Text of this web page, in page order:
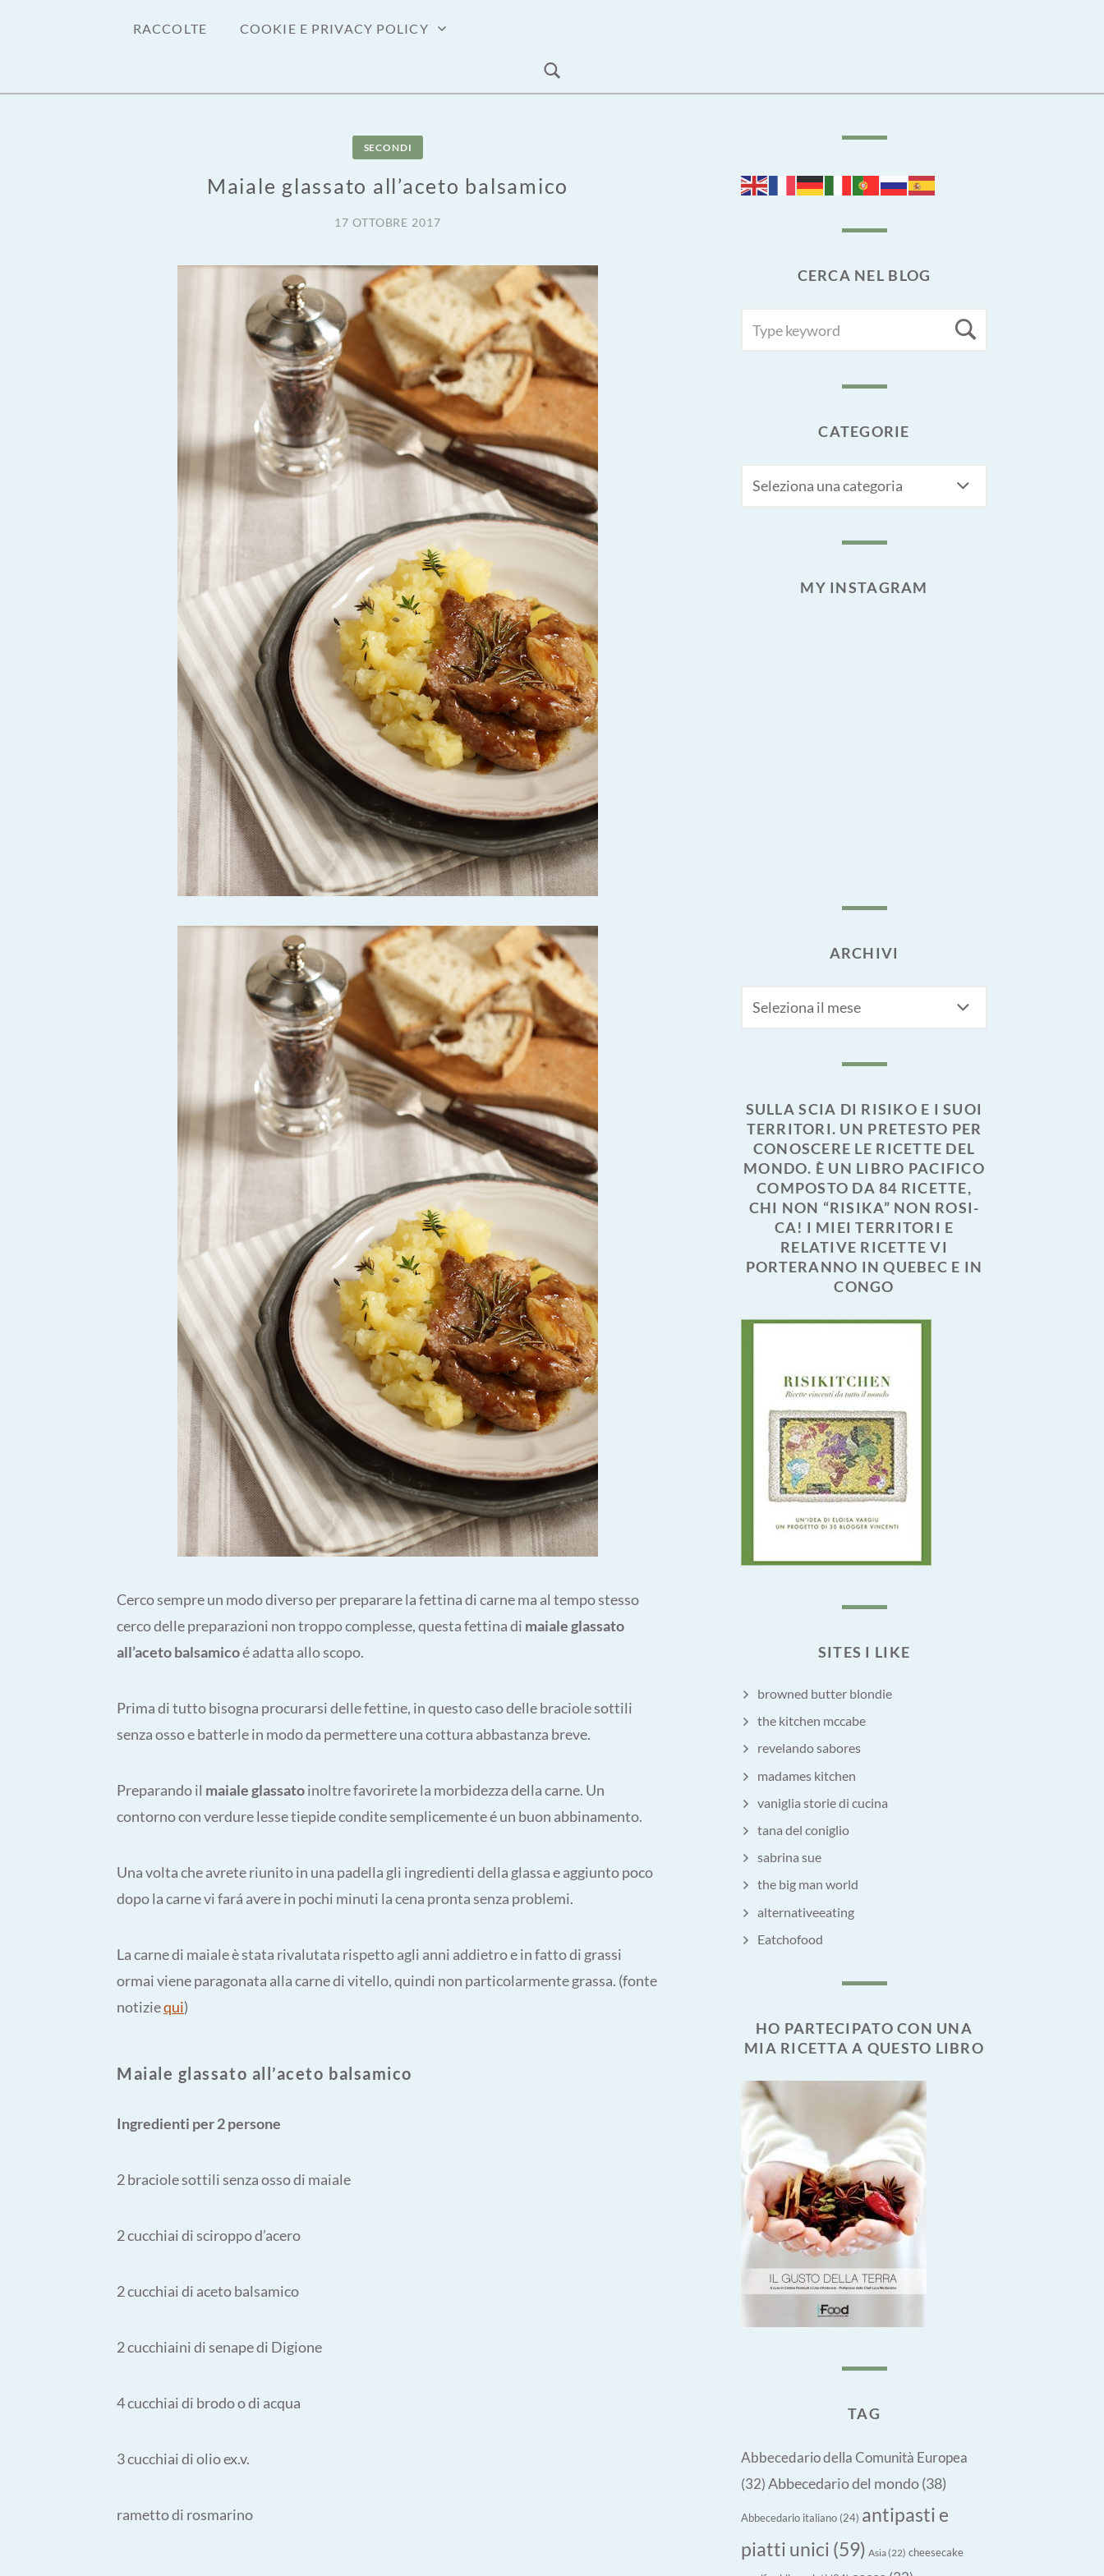
RACCOLTE COOKIE E PRIVACY POLICY
SECONDI
Maiale glassato all’aceto balsamico
17 OTTOBRE 2017
Cerco sempre un modo diverso per preparare la fettina di carne ma al tempo stesso
cerco delle preparazioni non troppo complesse, questa fettina di maiale glassato
all’aceto balsamicoé adatta allo scopo.
Prima di tutto bisogna procurarsi delle fettine, in questo caso delle braciole sottili
senza osso e batterle in modo da permettere una cottura abbastanza breve.
Preparando il maiale glassatoinoltre favorirete la morbidezza della carne. Un
contorno con verdure lesse tiepide condite semplicemente é un buon abbinamento.
Una volta che avrete riunito in una padella gli ingredienti della glassa e aggiunto poco
dopo la carne vi fará avere in pochi minuti la cena pronta senza problemi.
La carne di maiale è stata rivalutata rispetto agli anni addietro e in fatto di grassi
ormai viene paragonata alla carne di vitello, quindi non particolarmente grassa. (fonte
notiziequi)
Maiale glassato all’aceto balsamico
Ingredienti per 2 persone
2 braciole sottili senza osso di maiale
2 cucchiai di sciroppo d’acero
2 cucchiai di aceto balsamico
2 cucchiaini di senape di Digione
4 cucchiai di brodo o di acqua
3 cucchiai di olio ex.v.
rametto di rosmarino
CERCA NEL BLOG
FOR:
CATEGORIE
MY INSTAGRAM
ARCHIVI
SULLA SCIA DI RISIKO E I SUOI
TERRITORI. UN PRETESTO PER
CONOSCERE LE RICETTE DEL
MONDO. È UN LIBRO PACIFICO
COMPOSTO DA 84 RICETTE,
CHI NON “RISIKA” NON ROSI-
CA! I MIEI TERRITORI E
RELATIVE RICETTE VI
PORTERANNO IN QUEBEC E IN
CONGO
SITES I LIKE
browned butter blondie
the kitchen mccabe
revelando sabores
madames kitchen
vaniglia storie di cucina
tana del coniglio
sabrina sue
the big man world
alternativeeating
Eatchofood
HO PARTECIPATO CON UNA
MIA RICETTA A QUESTO LIBRO
TAG
Abbecedario della Comunità Europea
(32) Abbecedario del mondo(38)
Abbecedario italiano (24) antipasti e
piatti unici (59) Asia(22) cheesecake